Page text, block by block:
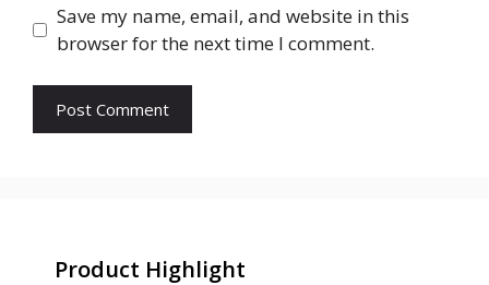
Save my name, email, and website in this
browser for the next time I comment.
Product Highlight